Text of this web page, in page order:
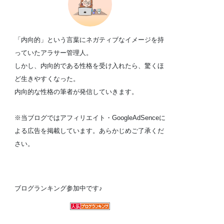
「内向的」という言葉にネガティブなイメージを持
っていたアラサー管理人。
しかし、内向的である性格を受け入れたら、驚くほ
ど生きやすくなった。
内向的な性格の筆者が発信していきます。
※当ブログではアフィリエイト・GoogleAdSenceに
よる広告を掲載しています。あらかじめご了承くだ
さい。
ブログランキング参加中です♪